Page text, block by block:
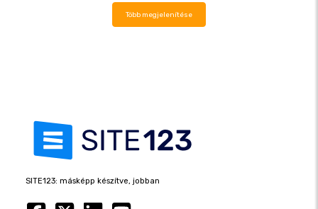
Több megjelenítése
SITE123: másképp készítve, jobban